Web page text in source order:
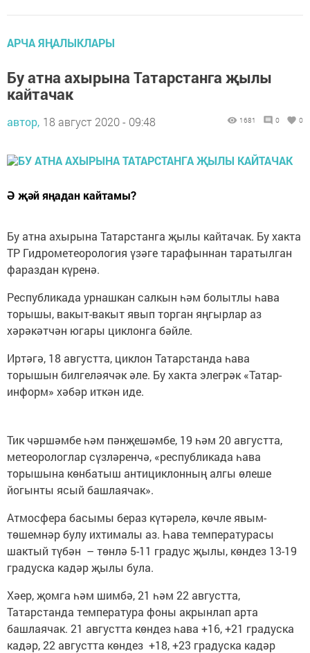
АРЧА ЯҢАЛЫКЛАРЫ
Бу атна ахырына Татарстанга җылы
кайтачак
автор, 18 август 2020 - 09:48 1681 0 0
Ә җәй яңадан кайтамы?
Бу атна ахырына Татарстанга җылы кайтачак. Бу хакта
ТР Гидрометеорология үзәге тарафыннан таратылган
фараздан күренә.
Республикада урнашкан салкын һәм болытлы һава
торышы, вакыт-вакыт явып торган яңгырлар аз
хәрәкәтчән югары циклонга бәйле.
Иртәгә, 18 августта, циклон Татарстанда һава
торышын билгеләячәк әле. Бу хакта элегрәк «Татар-
информ» хәбәр иткән иде.
Тик чәршәмбе һәм пәнҗешәмбе, 19 һәм 20 августта,
метеорологлар сүзләренчә, «республикада һава
торышына көнбатыш антициклонның алгы өлеше
йогынты ясый башлаячак».
Атмосфера басымы бераз күтәрелә, көчле явым-
төшемнәр булу ихтималы аз. Һава температурасы
шактый түбән – төнлә 5-11 градус җылы, көндез 13-19
градуска кадәр җылы була.
Хәер, җомга һәм шимбә, 21 һәм 22 августта,
Татарстанда температура фоны акрынлап арта
башлаячак. 21 августта көндез һава +16, +21 градуска
кадәр, 22 августта көндез +18, +23 градуска кадәр